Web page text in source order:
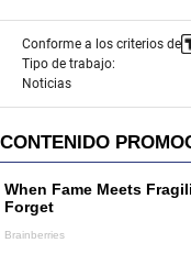
Conforme a los criterios de
Tipo de trabajo:
Noticias